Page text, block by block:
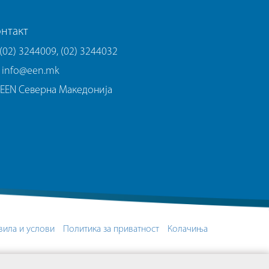
3244009, (02) 3244032
info@een.mk
Северна Македонија
и услови Политика за приватност Колачиња